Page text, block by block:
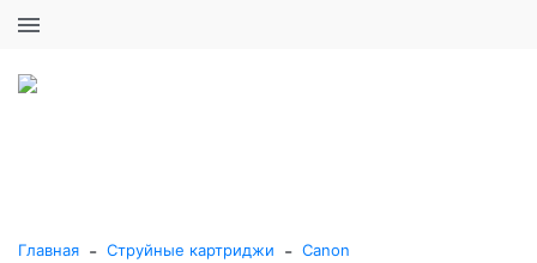
Главная - Струйные картриджи - Canon